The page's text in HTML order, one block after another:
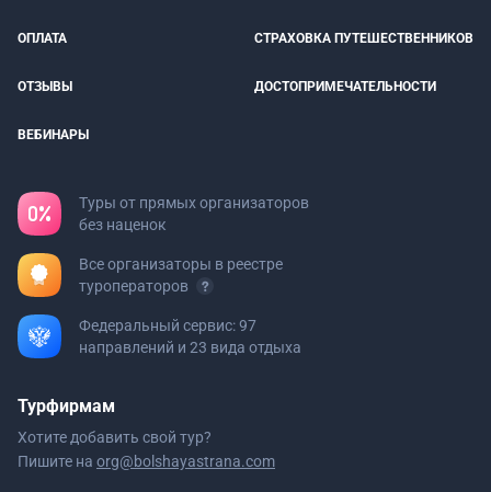
ОПЛАТА СТРАХОВКА ПУТЕШЕСТВЕННИКОВ
ОТЗЫВЫ ДОСТОПРИМЕЧАТЕЛЬНОСТИ
ВЕБИНАРЫ
Туры от прямых организаторов
без наценок
Все организаторы в реестре
туроператоров
Федеральный сервис: 97
направлений и 23 вида отдыха
Турфирмам
Хотите добавить свой тур?
Пишите на org@bolshayastrana.com